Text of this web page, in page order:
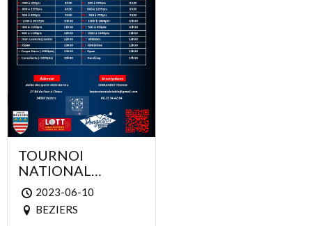
TOURNOI
NATIONAL
BEZIERS TENNIS
DE TABLE 10 ET 11
JUIN 2023
2023-06-10
BEZIERS